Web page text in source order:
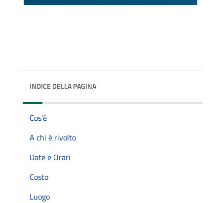
INDICE DELLA PAGINA
Cos'è
A chi è rivolto
Date e Orari
Costo
Luogo